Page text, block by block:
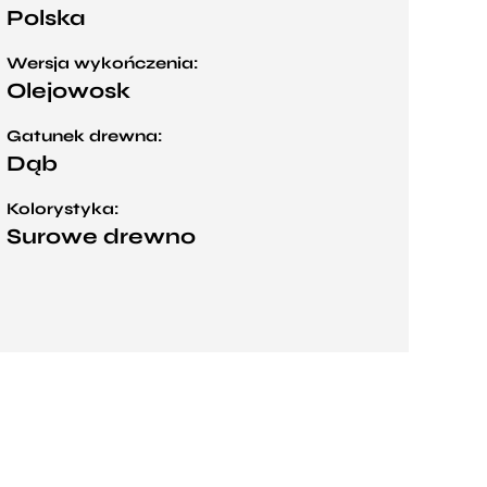
Polska
Wersja wykończenia:
Olejowosk
Gatunek drewna:
Dąb
Kolorystyka:
Surowe drewno